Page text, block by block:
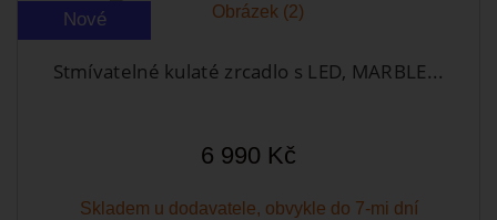
Nové
Stmívatelné kulaté zrcadlo s LED, MARBLE...
6 990 Kč
Skladem u dodavatele, obvykle do 7-mi dní